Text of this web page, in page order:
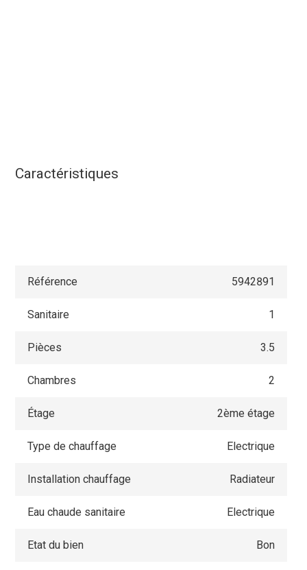
Caractéristiques
Référence 5942891
Sanitaire 1
Pièces 3.5
Chambres 2
Étage 2ème étage
Type de chauffage Electrique
Installation chauffage Radiateur
Eau chaude sanitaire Electrique
Etat du bien Bon